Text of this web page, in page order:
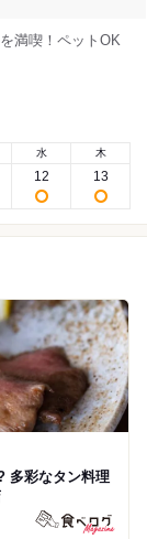
満喫！ペットOK
水
12
木
13
多彩なタン料理